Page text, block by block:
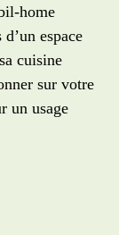
home
espace
cuisine
sur votre
un usage